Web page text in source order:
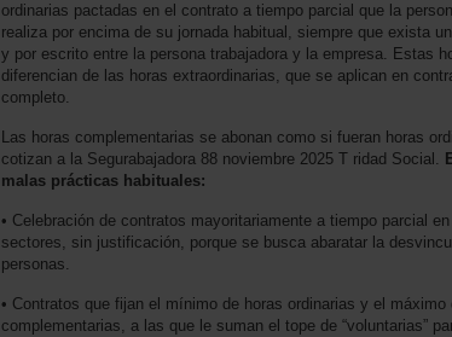
ordinarias pactadas en el contrato a tiempo parcial que la
realiza por encima de su jornada habitual, siempre que exista
y por escrito entre la persona trabajadora y la empresa. Estas
diferencian de las horas extraordinarias, que se aplican en
completo.
Las horas complementarias se abonan como si fueran horas
cotizan a la Segurabajadora 88 noviembre 2025 T ridad Social.
malas prácticas habituales:
• Celebración de contratos mayoritariamente a tiempo parcial
sectores, sin justificación, porque se busca abaratar la
personas.
• Contratos que fijan el mínimo de horas ordinarias y el máximo
complementarias, a las que le suman el tope de “voluntarias”